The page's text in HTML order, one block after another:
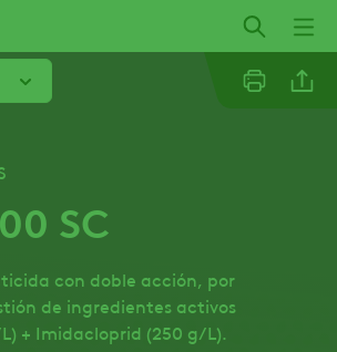
SC
con doble acción, por
de ingredientes activos
+ Imidacloprid (250 g/L).